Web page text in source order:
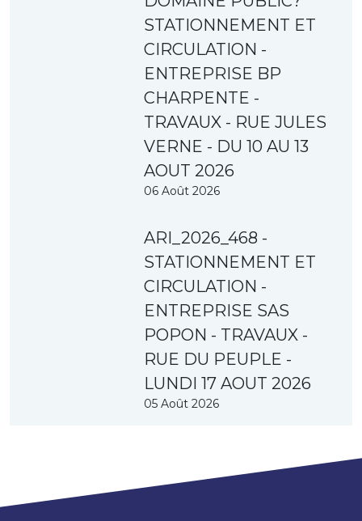
STATIONNEMENT ET
CIRCULATION -
ENTREPRISE BP
CHARPENTE -
TRAVAUX - RUE JULES
VERNE - DU 10 AU 13
AOUT 2026
06 Août 2026
ARI_2026_468 -
STATIONNEMENT ET
CIRCULATION -
ENTREPRISE SAS
POPON - TRAVAUX -
RUE DU PEUPLE -
LUNDI 17 AOUT 2026
05 Août 2026